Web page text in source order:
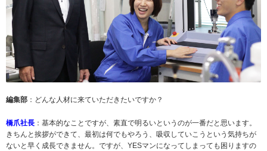
編集部 ：どんな人材に来ていただきたいですか？
橋爪社長 ：基本的なことですが、素直で明るいというのが一番だと思います。
きちんと挨拶ができて、最初は何でもやろう、吸収していこうという気持ちが
ないと早く成長できません。ですが、YESマンになってしまっても困りますの